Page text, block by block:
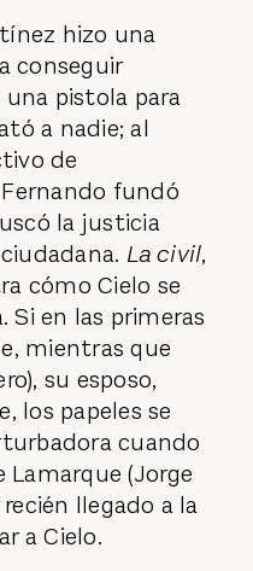
hizo una
conseguir
pistola para
a nadie; al
de
fundó
la justicia
La civil,
cómo Cielo se
Si en las primeras
mientras que
su esposo,
los papeles se
cuando
(Jorge
llegado a la
a Cielo.